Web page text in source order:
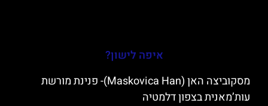
איפה לישון?
מסקוביצה האן (Maskovica Han)- פנינת מורשת
עות’מאנית בצפון דלמטיה